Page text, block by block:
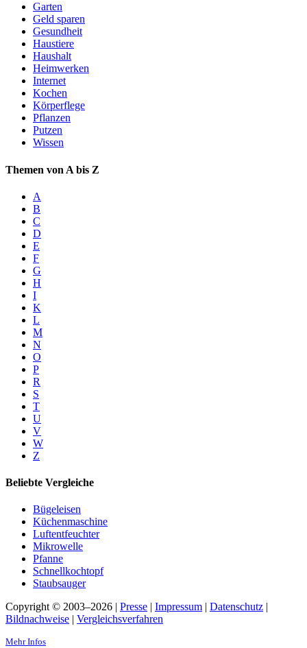
Garten
Geld sparen
Gesundheit
Haustiere
Haushalt
Heimwerken
Internet
Kochen
Körperflege
Pflanzen
Putzen
Wissen
Themen von A bis Z
A
B
C
D
E
F
G
H
I
K
L
M
N
O
P
R
S
T
U
V
W
Z
Beliebte Vergleiche
Bügeleisen
Küchenmaschine
Luftentfeuchter
Mikrowelle
Pfanne
Schnellkochtopf
Staubsauger
Copyright © 2003–2026 | Presse Impressum Datenschutz
Bildnachweise
Vergleichsverfahren
Mehr Infos